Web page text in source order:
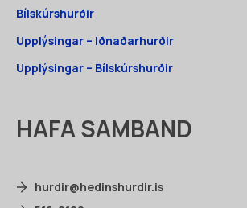
Bílskúrshurðir
Upplýsingar – Iðnaðarhurðir
Upplýsingar – Bílskúrshurðir
HAFA SAMBAND
hurdir@hedinshurdir.is